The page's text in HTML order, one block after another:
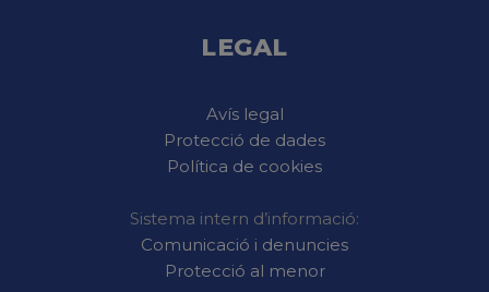
LEGAL
Avís legal
Protecció de dades
Política de cookies
Sistema intern d’informació:
Comunicació i denuncies
Protecció al menor